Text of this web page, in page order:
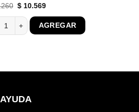
El
original
era:
$ 16.260.
$ 10.569El
es:
$ 10.569.
1 plazas espuma alta densidad 180kg
AGREGAR
AYUDA